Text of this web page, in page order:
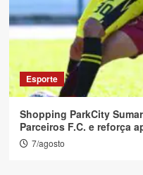
Esporte
Shopping ParkCity
Parceiros F.C. e reforça
7/agosto